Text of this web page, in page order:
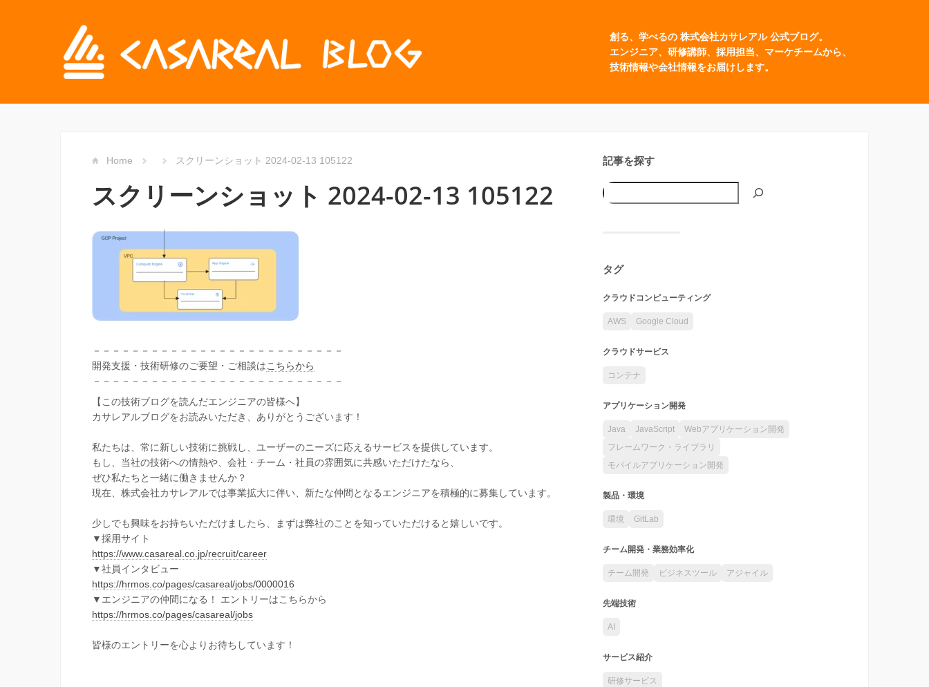
創る、学べるの 株式会社カサレアル 公式ブログ。
エンジニア、研修講師、採用担当、マーケチームから、
技術情報や会社情報をお届けします。
Home スクリーンショット 2024-02-13 105122
スクリーンショット 2024-02-13 105122
－－－－－－－－－－－－－－－－－－－－－－－－－－
開発支援・技術研修のご要望・ご相談はこちらから
－－－－－－－－－－－－－－－－－－－－－－－－－－
【この技術ブログを読んだエンジニアの皆様へ】
カサレアルブログをお読みいただき、ありがとうございます！
私たちは、常に新しい技術に挑戦し、ユーザーのニーズに応えるサービスを提供しています。
もし、当社の技術への情熱や、会社・チーム・社員の雰囲気に共感いただけたなら、
ぜひ私たちと一緒に働きませんか？
現在、株式会社カサレアルでは事業拡大に伴い、新たな仲間となるエンジニアを積極的に募集しています。
少しでも興味をお持ちいただけましたら、まずは弊社のことを知っていただけると嬉しいです。
▼採用サイト
https://www.casareal.co.jp/recruit/career
▼社員インタビュー
https://hrmos.co/pages/casareal/jobs/0000016
▼エンジニアの仲間になる！ エントリーはこちらから
https://hrmos.co/pages/casareal/jobs
皆様のエントリーを心よりお待ちしています！
記事を探す
タグ
クラウドコンピューティング
AWS Google Cloud
クラウドサービス
コンテナ
アプリケーション開発
Java JavaScript
Webアプリケーション開発
フレームワーク・ライブラリ
モバイルアプリケーション開発
製品・環境
環境 GitLab
チーム開発・業務効率化
チーム開発 ビジネスツール アジャイル
先端技術
AI
サービス紹介
研修サービス